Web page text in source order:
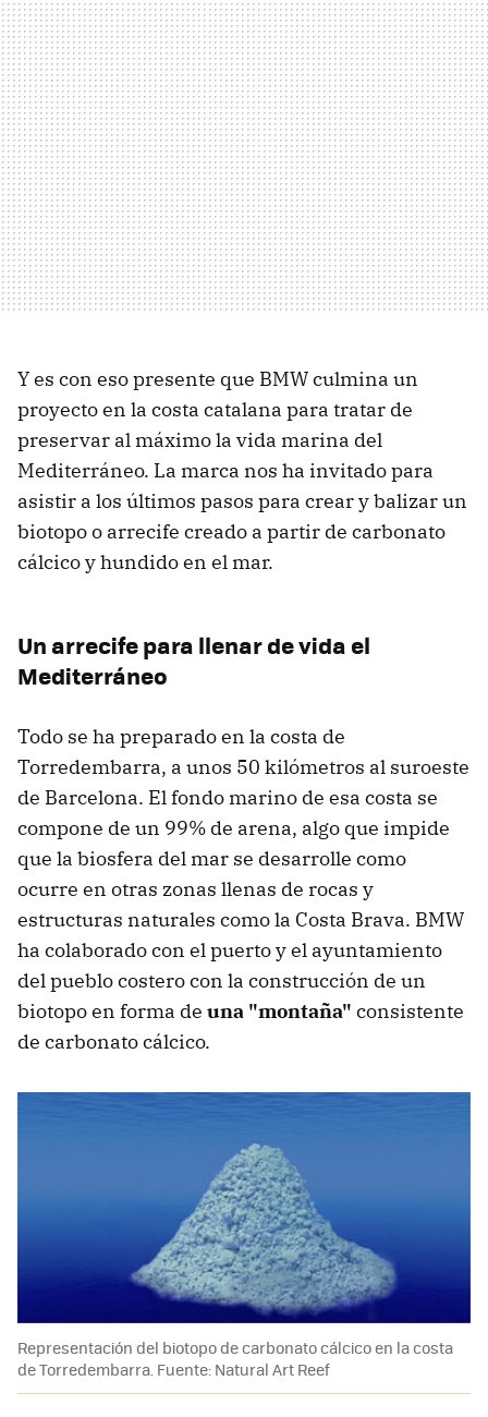
Y es con eso presente que BMW culmina un
proyecto en la costa catalana para tratar de
preservar al máximo la vida marina del
Mediterráneo. La marca nos ha invitado para
asistir a los últimos pasos para crear y balizar un
biotopo o arrecife creado a partir de carbonato
cálcico y hundido en el mar.
Un arrecife para llenar de vida el
Mediterráneo
Todo se ha preparado en la costa de
Torredembarra, a unos 50 kilómetros al suroeste
de Barcelona. El fondo marino de esa costa se
compone de un 99% de arena, algo que impide
que la biosfera del mar se desarrolle como
ocurre en otras zonas llenas de rocas y
estructuras naturales como la Costa Brava. BMW
ha colaborado con el puerto y el ayuntamiento
del pueblo costero con la construcción de un
biotopo en forma de una "montaña" consistente
de carbonato cálcico.
Representación del biotopo de carbonato cálcico en la costa
de Torredembarra. Fuente: Natural Art Reef